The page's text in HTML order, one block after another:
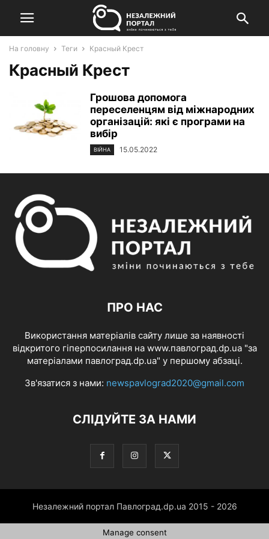
На головну Теги Красный Крест
Красный Крест
Грошова допомога
переселенцям від міжнародних
організацій: які є програми на
вибір
ВІЙНА 15.05.2022
ПРО НАС
Використання матеріалів сайту лише за наявності
відкритого гіперпосилання на www.павлоград.dp.ua "за
матеріалами павлоград.dp.ua" у першому абзаці.
Зв'язатися з нами: newspavlograd2020@gmail.com
СЛІДУЙТЕ ЗА НАМИ
Незалежний портал Павлоград.dp.ua 2015 - 2026
Manage consent